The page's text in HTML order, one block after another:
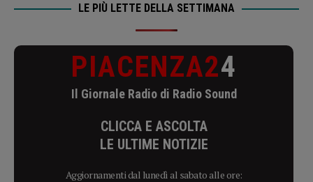
LE PIÙ LETTE DELLA SETTIMANA
PIACENZA24
Il Giornale Radio di Radio Sound
CLICCA E ASCOLTA
LE ULTIME NOTIZIE
Aggiornamenti dal lunedì al sabato alle ore: